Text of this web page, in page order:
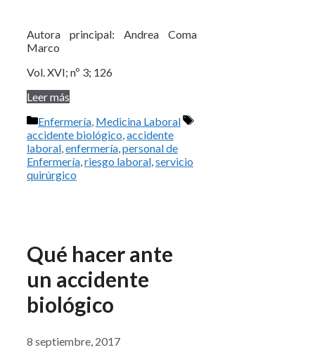
Autora principal: Andrea Coma
Marco
Vol. XVI; nº 3; 126
Leer más
Categorías
Enfermería Medicina Laboral
Etiquetas
accidente biológico accidente
laboral enfermería personal de
Enfermería riesgo laboral servicio
quirúrgico
Qué hacer ante
un accidente
biológico
8 septiembre, 2017